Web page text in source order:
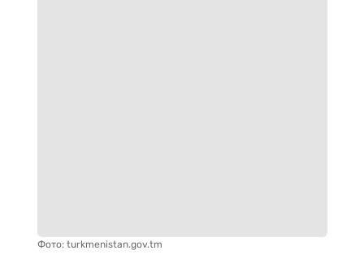
Фото: turkmenistan.gov.tm